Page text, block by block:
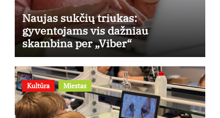
Naujas sukčių triukas:
gyventojams vis dažniau
skambina per „Viber“
Kultūra Miestas